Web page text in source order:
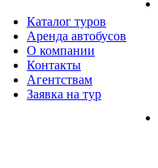
Каталог туров
Аренда автобусов
О компании
Контакты
Агентствам
Заявка на тур